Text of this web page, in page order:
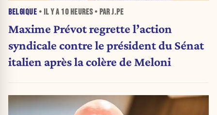
BELGIQUE • IL Y A 10 HEURES• PAR J.PE
Maxime Prévot regrette l’action
syndicale contre le président du Sénat
italien après la colère de Meloni